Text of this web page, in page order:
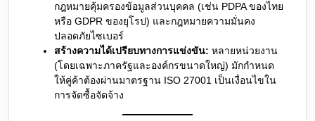
กฎหมายคุ้มครองข้อมูลส่วนบุคคล (เช่น PDPA ของไทย
หรือ GDPR ของยุโรป) และกฎหมายความมั่นคง
ปลอดภัยไซเบอร์
สร้างความได้เปรียบทางการแข่งขัน: หลายหน่วยงาน
(โดยเฉพาะภาครัฐและองค์กรขนาดใหญ่) มักกำหนด
ให้คู่ค้าต้องผ่านมาตรฐาน ISO 27001 เป็นเงื่อนไขใน
การจัดซื้อจัดจ้าง